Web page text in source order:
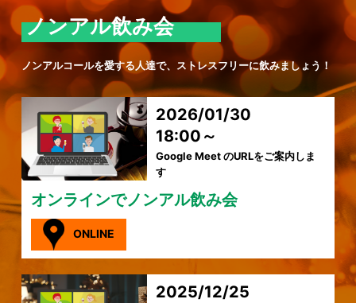
ノンアル飲み会
ノンアルコールを愛する人達で、ストレスフリーに飲みましょう！
2026/01/30
18:00～
Google Meet のURLをご案内しま
す
オンラインでノンアル飲み会
ONLINE
2025/12/25